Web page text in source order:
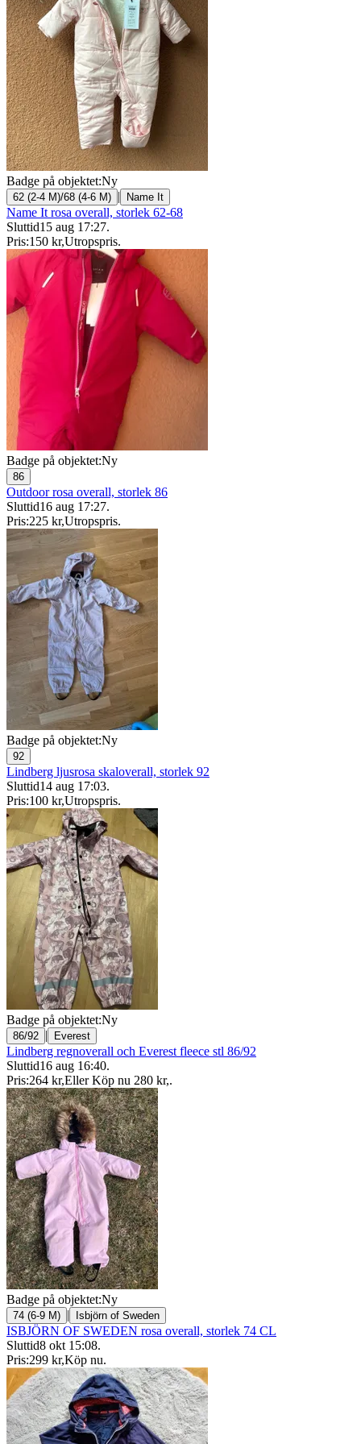
Badge på objektet:Ny
62 (2-4 M)/68 (4-6 M) | Name It
Name It rosa overall, storlek 62-68
Sluttid15 aug 17:27.
Pris:150 kr,Utropspris.
Badge på objektet:Ny
86
Outdoor rosa overall, storlek 86
Sluttid16 aug 17:27.
Pris:225 kr,Utropspris.
Badge på objektet:Ny
92
Lindberg ljusrosa skaloverall, storlek 92
Sluttid14 aug 17:03.
Pris:100 kr,Utropspris.
Badge på objektet:Ny
86/92 | Everest
Lindberg regnoverall och Everest fleece stl 86/92
Sluttid16 aug 16:40.
Pris:264 kr,Eller Köp nu 280 kr,.
Badge på objektet:Ny
74 (6-9 M) | Isbjörn of Sweden
ISBJÖRN OF SWEDEN rosa overall, storlek 74 CL
Sluttid8 okt 15:08.
Pris:299 kr,Köp nu.